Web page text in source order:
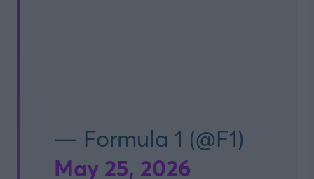
— Formula 1 (@F1)
May 25, 2026